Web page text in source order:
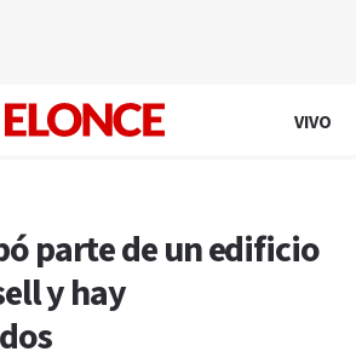
VIVO
parte de un edificio
y hay